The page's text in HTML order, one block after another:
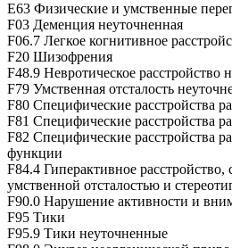
E63 Физические и умственные
F03 Деменция неуточненная
F06.7 Легкое когнитивное
F20 Шизофрения
F48.9 Невротическое расстройство
F79 Умственная отсталость
F80 Специфические расстройства
F81 Специфические расстройства
F82 Специфические расстройства
функции
F84.4 Гиперактивное расстройство,
умственной отсталостью и
F90.0 Нарушение активности и
F95 Тики
F95.9 Тики неуточненные